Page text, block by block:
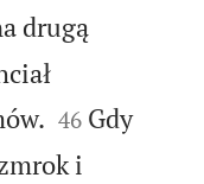
drugą

46 Gdy
i